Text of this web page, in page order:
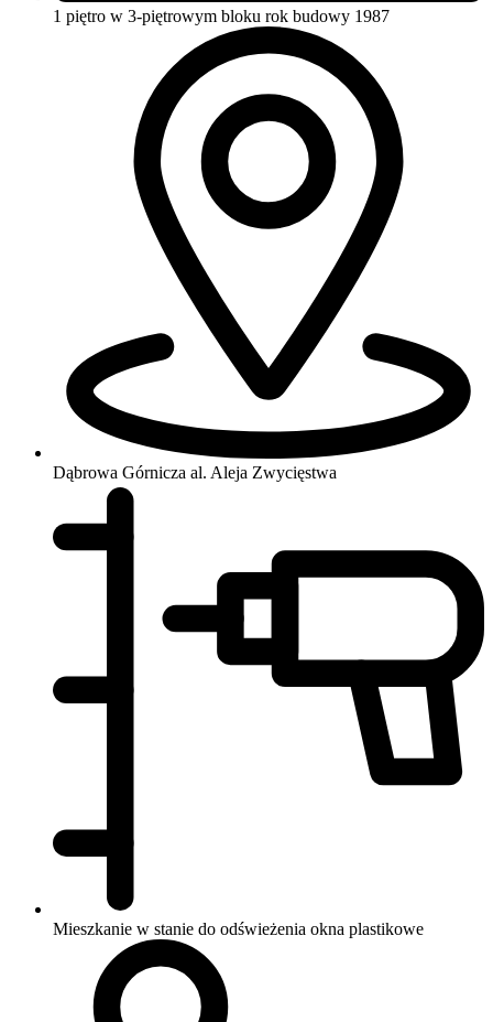
1 piętro w 3-piętrowym bloku rok budowy 1987
Dąbrowa Górnicza al. Aleja Zwycięstwa
Mieszkanie w stanie do odświeżenia okna plastikowe